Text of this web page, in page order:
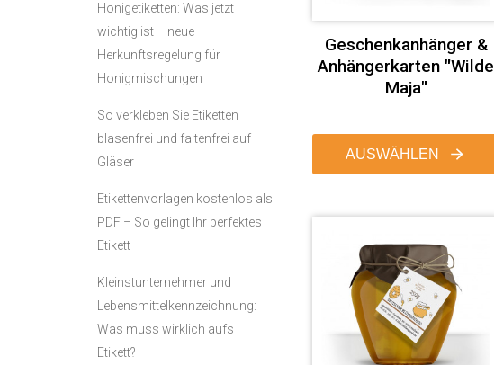
Geschenkanhänger &
Anhängerkarten "Wilde
Maja"
AUSWÄHLEN
Honigetiketten: Was jetzt
wichtig ist – neue
Herkunftsregelung für
Honigmischungen
So verkleben Sie Etiketten
blasenfrei und faltenfrei auf
Gläser
Etikettenvorlagen kostenlos als
PDF – So gelingt Ihr perfektes
Etikett
Kleinstunternehmer und
Lebensmittelkennzeichnung:
Was muss wirklich aufs
Etikett?